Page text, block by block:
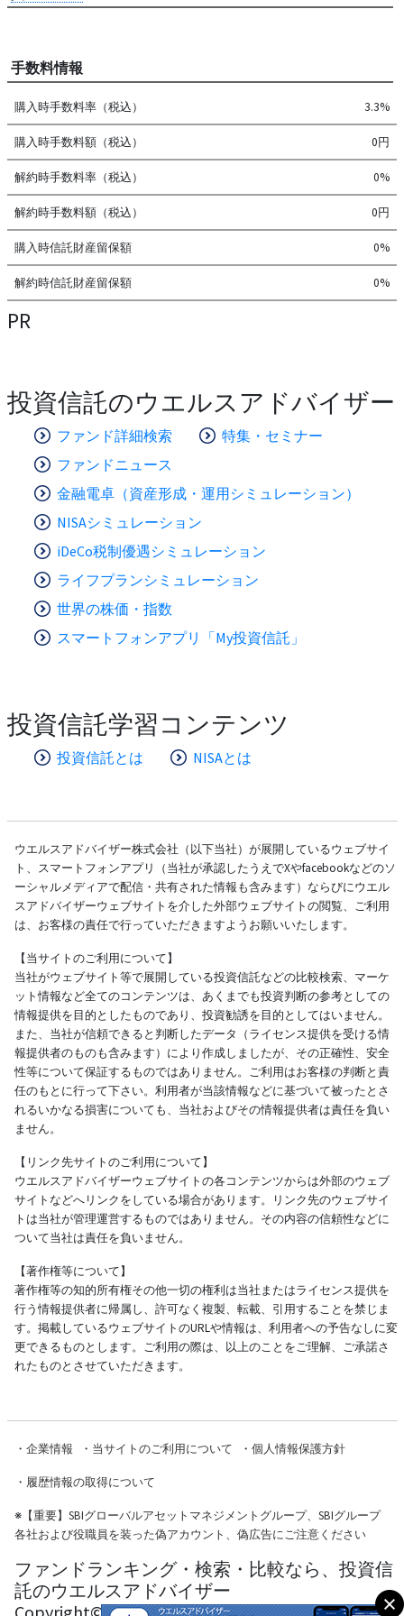
手数料情報
購入時手数料率（税込） 3.3%
購入時手数料額（税込） 0円
解約時手数料率（税込） 0%
解約時手数料額（税込） 0円
購入時信託財産留保額 0%
解約時信託財産留保額 0%
PR
投資信託のウエルスアドバイザー
ファンド詳細検索
特集・セミナー
ファンドニュース
金融電卓（資産形成・運用シミュレーション）
NISAシミュレーション
iDeCo税制優遇シミュレーション
ライフプランシミュレーション
世界の株価・指数
スマートフォンアプリ「My投資信託」
投資信託学習コンテンツ
投資信託とは NISAとは
ウエルスアドバイザー株式会社（以下当社）が展開しているウェブサイ
ト、スマートフォンアプリ（当社が承認したうえでXやfacebookなどのソ
ーシャルメディアで配信・共有された情報も含みます）ならびにウエル
スアドバイザーウェブサイトを介した外部ウェブサイトの閲覧、ご利用
は、お客様の責任で行っていただきますようお願いいたします。
【当サイトのご利用について】
当社がウェブサイト等で展開している投資信託などの比較検索、マーケ
ット情報など全てのコンテンツは、あくまでも投資判断の参考としての
情報提供を目的としたものであり、投資勧誘を目的としてはいません。
また、当社が信頼できると判断したデータ（ライセンス提供を受ける情
報提供者のものも含みます）により作成しましたが、その正確性、安全
性等について保証するものではありません。ご利用はお客様の判断と責
任のもとに行って下さい。利用者が当該情報などに基づいて被ったとさ
れるいかなる損害についても、当社およびその情報提供者は責任を負い
ません。
【リンク先サイトのご利用について】
ウエルスアドバイザーウェブサイトの各コンテンツからは外部のウェブ
サイトなどへリンクをしている場合があります。リンク先のウェブサイ
トは当社が管理運営するものではありません。その内容の信頼性などに
ついて当社は責任を負いません。
【著作権等について】
著作権等の知的所有権その他一切の権利は当社またはライセンス提供を
行う情報提供者に帰属し、許可なく複製、転載、引用することを禁じま
す。掲載しているウェブサイトのURLや情報は、利用者への予告なしに変
更できるものとします。ご利用の際は、以上のことをご理解、ご承諾さ
れたものとさせていただきます。
・ 企業情報 ・ 当サイトのご利用について ・ 個人情報保護方針
・ 履歴情報の取得について
※【重要】SBIグローバルアセットマネジメントグループ、SBIグループ
各社および役職員を装った偽アカウント、偽広告にご注意ください
ファンドランキング・検索・比較なら、投資信
託のウエルスアドバイザー